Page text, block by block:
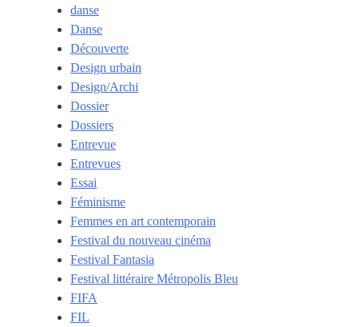
danse
Danse
Découverte
Design urbain
Design/Archi
Dossier
Dossiers
Entrevue
Entrevues
Essai
Féminisme
Femmes en art contemporain
Festival du nouveau cinéma
Festival Fantasia
Festival littéraire Métropolis Bleu
FIFA
FIL